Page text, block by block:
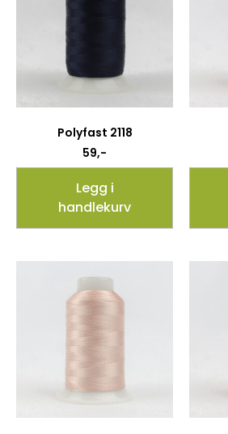
Polyfast 2118
59,-
Legg i
handlekurv